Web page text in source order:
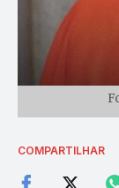
COMPARTILHAR